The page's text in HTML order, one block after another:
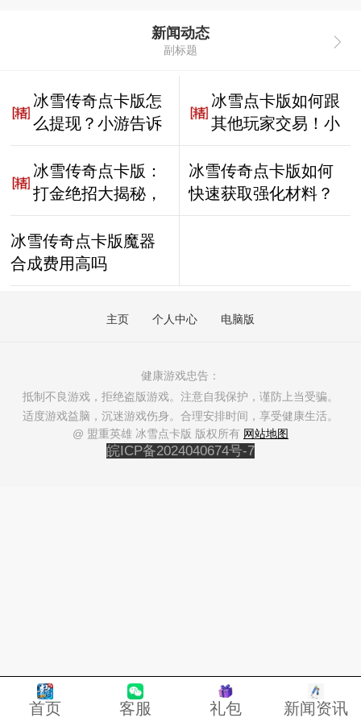
新闻动态
副标题
冰雪传奇点卡版怎
么提现？小游告诉
你，劲爆程度你想
不到！
冰雪点卡版如何跟
其他玩家交易！小
游带你看传奇！
冰雪传奇点卡版：
打金绝招大揭秘，
点卡模式狂挣元宝
攻略曝光！
冰雪传奇点卡版如何
快速获取强化材料？
冰雪传奇点卡版魔器
合成费用高吗
主页 个人中心 电脑版
健康游戏忠告：
抵制不良游戏，拒绝盗版游戏。注意自我保护，谨防上当受骗。
适度游戏益脑，沉迷游戏伤身。合理安排时间，享受健康生活。
@ 盟重英雄 冰雪点卡版 版权所有 网站地图
皖ICP备2024040674号-7
首页 客服 礼包 新闻资讯